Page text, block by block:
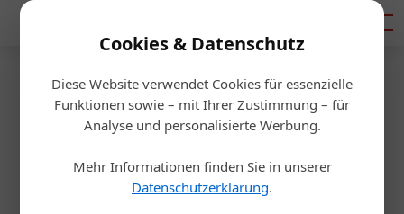
Cookies & Datenschutz
Diese Website verwendet Cookies für essenzielle
Funktionen sowie – mit Ihrer Zustimmung – für
Analyse und personalisierte Werbung.
Mehr Informationen finden Sie in unserer
Datenschutzerklärung.
Startseite/Gastronomie
Gastronomie
Gerhard Deim ist Newcomer
Winzer des Jahres